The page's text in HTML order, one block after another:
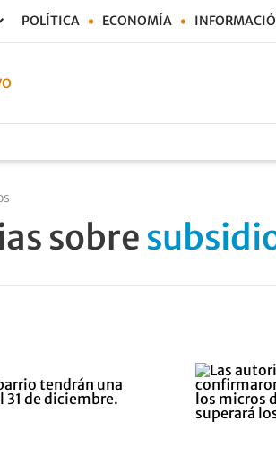
POLÍTICA ECONOMÍA
sobre